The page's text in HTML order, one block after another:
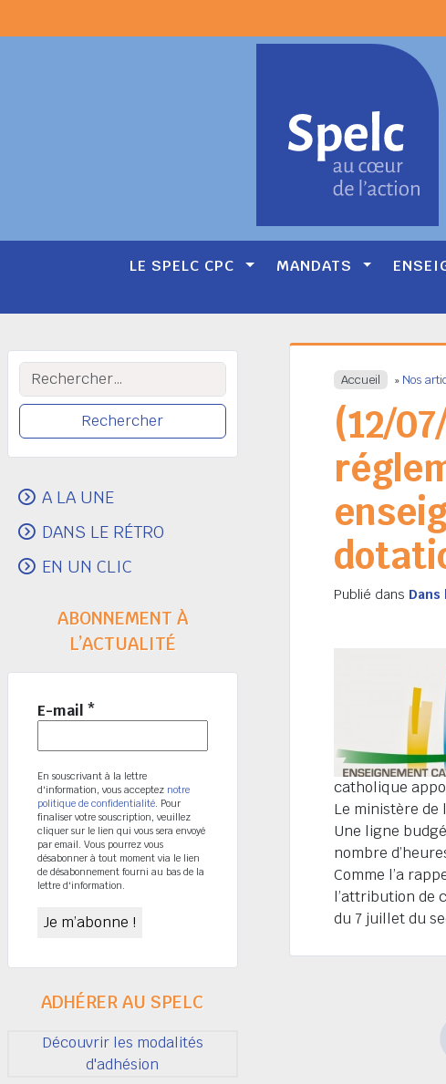
LE SPELC CPC MANDATS
Accueil » Nos
(12/
Publié dans
catholique
Le ministère de
Une ligne
nombre
Comme l’a
l’attribution de
du 7 juillet du
Rechercher :
A LA UNE
DANS LE RÉTRO
EN UN CLIC
ABONNEMENT À
L’ACTUALITÉ
E-mail *
En souscrivant à la lettre
d'information, vous acceptez notre
politique de confidentialité . Pour
finaliser votre souscription, veuillez
cliquer sur le lien qui vous sera envoyé
par email. Vous pourrez vous
désabonner à tout moment via le lien
de désabonnement fourni au bas de la
lettre d'information.
ADHÉRER AU SPELC
Découvrir les modalités
d'adhésion